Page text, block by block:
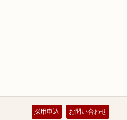
採用申込 お問い合わせ